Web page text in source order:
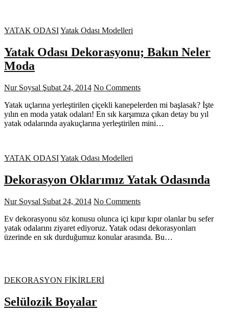
YATAK ODASIYatak Odası Modelleri
Yatak Odası Dekorasyonu; Bakın Neler
Moda
Nur Soysal Şubat 24, 2014 No Comments
Yatak uçlarına yerleştirilen çiçekli kanepelerden mi başlasak? İşte
yılın en moda yatak odaları! En sık karşımıza çıkan detay bu yıl
yatak odalarında ayakuçlarına yerleştirilen mini…
YATAK ODASIYatak Odası Modelleri
Dekorasyon Oklarımız Yatak Odasında
Nur Soysal Şubat 24, 2014 No Comments
Ev dekorasyonu söz konusu olunca içi kıpır kıpır olanlar bu sefer
yatak odalarını ziyaret ediyoruz. Yatak odası dekorasyonları
üzerinde en sık durduğumuz konular arasında. Bu…
DEKORASYON FİKİRLERİ
Selülozik Boyalar